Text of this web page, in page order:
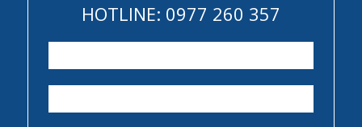
HOTLINE: 0977 260 357